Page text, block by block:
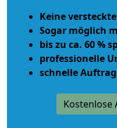
Keine
Sogar möglich
bis zu ca. 60 %
professionelle
schnelle
Kostenlose